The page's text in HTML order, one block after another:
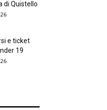
di Quistello
e ticket
19